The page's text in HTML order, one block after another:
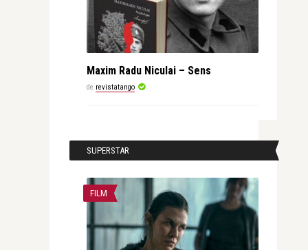
Maxim Radu Niculai – Sens
de revistatango
SUPERSTAR
FILM